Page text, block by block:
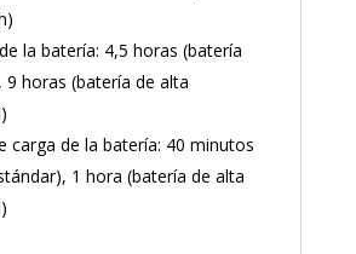
la batería: 4,5 horas (batería
9 horas (batería de alta
carga de la batería: 40 minutos
1 hora (batería de alta